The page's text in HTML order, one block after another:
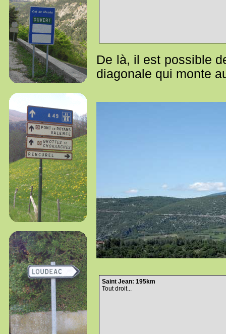
De là, il est possible
diagonale qui monte
Saint Jean: 195km
Tout droit...